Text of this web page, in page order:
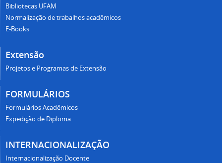
Bibliotecas UFAM
Normalização de trabalhos acadêmicos
E-Books
Extensão
Projetos e Programas de Extensão
FORMULÁRIOS
Formulários Acadêmicos
Expedição de Diploma
INTERNACIONALIZAÇÃO
Internacionalização Docente